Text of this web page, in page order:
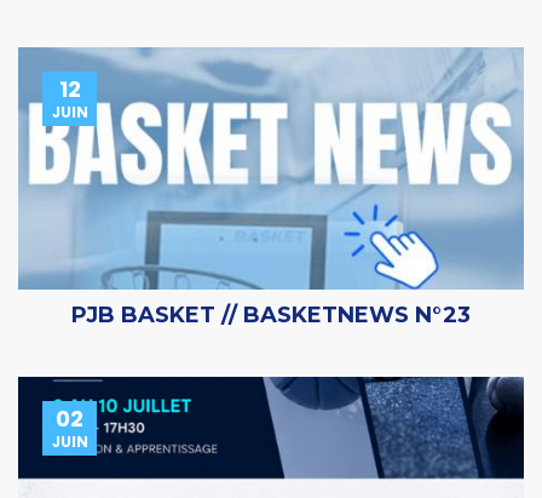
12
JUIN
PJB BASKET // BASKETNEWS N°23
02
JUIN